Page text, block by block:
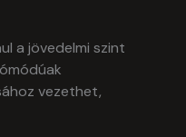
a jövedelmi szint
vezethet,